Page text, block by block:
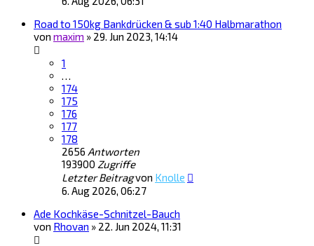
Road to 150kg Bankdrücken & sub 1:40 Halbmarathon
von maxim » 29. Jun 2023, 14:14
1
…
174
175
176
177
178
2656 Antworten
193900 Zugriffe
Letzter Beitragvon Knolle
6. Aug 2026, 06:27
Ade Kochkäse-Schnitzel-Bauch
von Rhovan » 22. Jun 2024, 11:31